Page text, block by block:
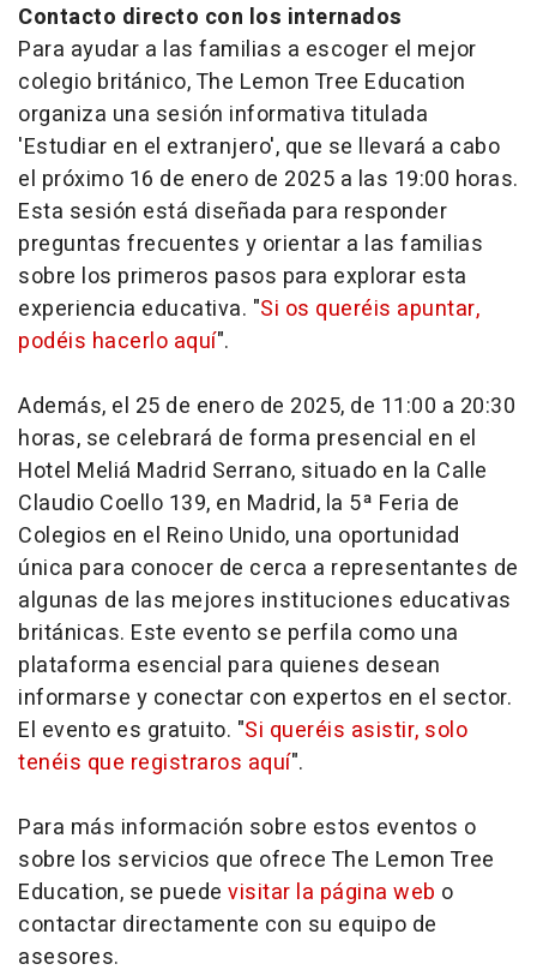
Contacto directo con los internados
Para ayudar a las familias a escoger el mejor
colegio británico, The Lemon Tree Education
organiza una sesión informativa titulada
'Estudiar en el extranjero', que se llevará a cabo
el próximo 16 de enero de 2025 a las 19:00 horas.
Esta sesión está diseñada para responder
preguntas frecuentes y orientar a las familias
sobre los primeros pasos para explorar esta
experiencia educativa. "Si os queréis apuntar,
podéis hacerlo aquí".
Además, el 25 de enero de 2025, de 11:00 a 20:30
horas, se celebrará de forma presencial en el
Hotel Meliá Madrid Serrano, situado en la Calle
Claudio Coello 139, en Madrid, la 5ª Feria de
Colegios en el Reino Unido, una oportunidad
única para conocer de cerca a representantes de
algunas de las mejores instituciones educativas
británicas. Este evento se perfila como una
plataforma esencial para quienes desean
informarse y conectar con expertos en el sector.
El evento es gratuito. "Si queréis asistir, solo
tenéis que registraros aquí".
Para más información sobre estos eventos o
sobre los servicios que ofrece The Lemon Tree
Education, se puede visitar la página web o
contactar directamente con su equipo de
asesores.